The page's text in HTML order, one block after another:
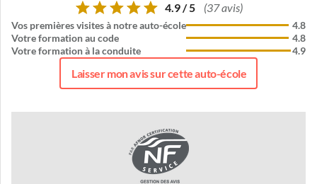
4.9 / 5 (37 avis)
Vos premières visites à notre auto-école
Votre formation au code
Votre formation à la conduite
4.8
4.8
4.9
Laisser mon avis sur cette auto-école